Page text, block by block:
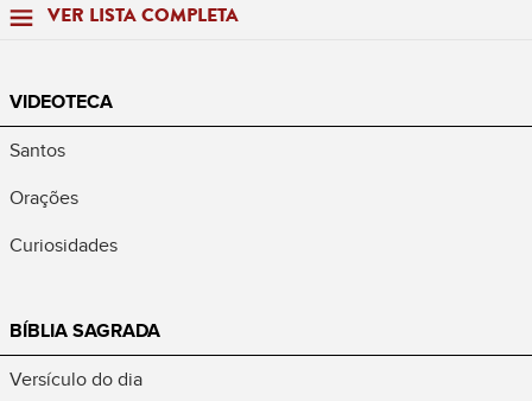
VER LISTA COMPLETA
VIDEOTECA
Santos
Orações
Curiosidades
BÍBLIA SAGRADA
Versículo do dia